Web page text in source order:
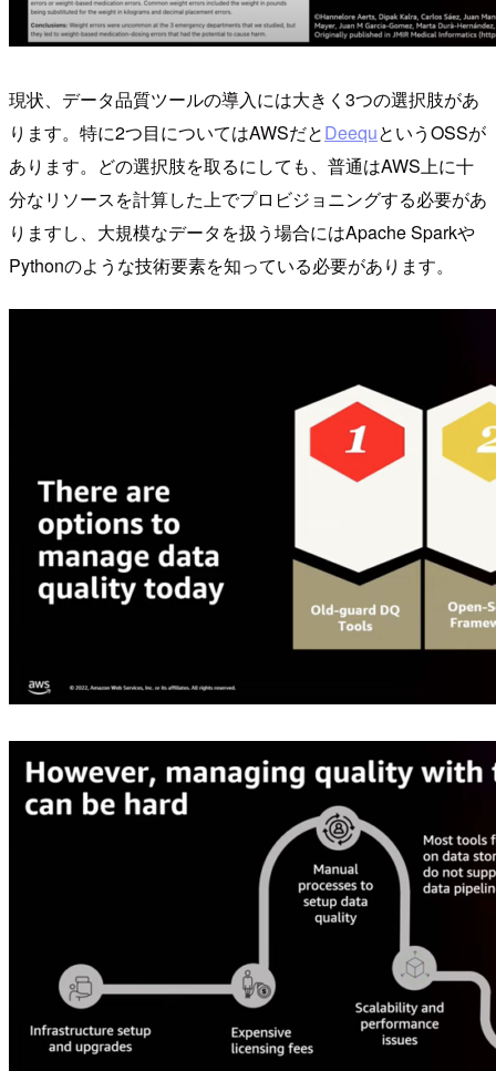
現状、データ品質ツールの導入には大きく3つの選択肢があ
ります。特に2つ目についてはAWSだとDeequというOSSが
あります。どの選択肢を取るにしても、普通はAWS上に十
分なリソースを計算した上でプロビジョニングする必要があ
りますし、大規模なデータを扱う場合にはApache Sparkや
Pythonのような技術要素を知っている必要があります。